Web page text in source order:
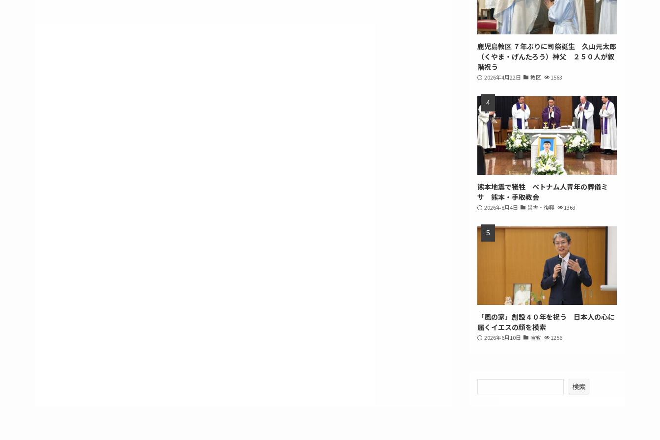
鹿児島教区 ７年ぶりに司祭誕生 久山元太郎
（くやま・げんたろう）神父 ２５０人が叙
階祝う
2026年4月22日 教区 1563
熊本地震で犠牲 ベトナム人青年の葬儀ミ
サ 熊本・手取教会
2026年8月4日 災害・復興 1363
「風の家」創設４０年を祝う 日本人の心に
届くイエスの顔を模索
2026年6月10日 宣教 1256
検索